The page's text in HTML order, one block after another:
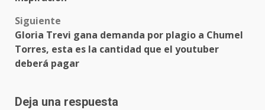
Siguiente
Gloria Trevi gana demanda por plagio a Chumel
Torres, esta es la cantidad que el youtuber
deberá pagar
Deja una respuesta